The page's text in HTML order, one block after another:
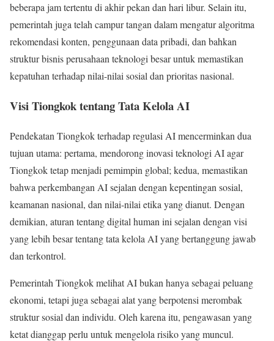
beberapa jam tertentu di akhir pekan dan hari libur. Selain itu,
pemerintah juga telah campur tangan dalam mengatur algoritma
rekomendasi konten, penggunaan data pribadi, dan bahkan
struktur bisnis perusahaan teknologi besar untuk memastikan
kepatuhan terhadap nilai-nilai sosial dan prioritas nasional.
Visi Tiongkok tentang Tata Kelola AI
Pendekatan Tiongkok terhadap regulasi AI mencerminkan dua
tujuan utama: pertama, mendorong inovasi teknologi AI agar
Tiongkok tetap menjadi pemimpin global; kedua, memastikan
bahwa perkembangan AI sejalan dengan kepentingan sosial,
keamanan nasional, dan nilai-nilai etika yang dianut. Dengan
demikian, aturan tentang digital human ini sejalan dengan visi
yang lebih besar tentang tata kelola AI yang bertanggung jawab
dan terkontrol.
Pemerintah Tiongkok melihat AI bukan hanya sebagai peluang
ekonomi, tetapi juga sebagai alat yang berpotensi merombak
struktur sosial dan individu. Oleh karena itu, pengawasan yang
ketat dianggap perlu untuk mengelola risiko yang muncul.